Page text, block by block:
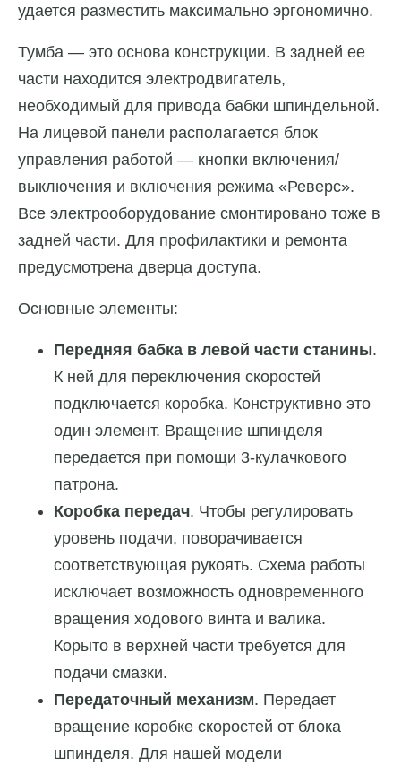
удается разместить максимально эргономично.
Тумба — это основа конструкции. В задней ее
части находится электродвигатель,
необходимый для привода бабки шпиндельной.
На лицевой панели располагается блок
управления работой — кнопки включения/
выключения и включения режима «Реверс».
Все электрооборудование смонтировано тоже в
задней части. Для профилактики и ремонта
предусмотрена дверца доступа.
Основные элементы:
Передняя бабка в левой части станины.
К ней для переключения скоростей
подключается коробка. Конструктивно это
один элемент. Вращение шпинделя
передается при помощи 3-кулачкового
патрона.
Коробка передач. Чтобы регулировать
уровень подачи, поворачивается
соответствующая рукоять. Схема работы
исключает возможность одновременного
вращения ходового винта и валика.
Корыто в верхней части требуется для
подачи смазки.
Передаточный механизм. Передает
вращение коробке скоростей от блока
шпинделя. Для нашей модели